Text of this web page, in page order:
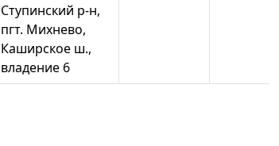
Ступинский р-н,
пгт. Михнево,
Каширское ш.,
владение 6